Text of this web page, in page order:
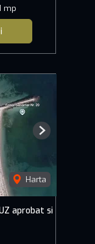
mp
Harta
Next
aprobat si